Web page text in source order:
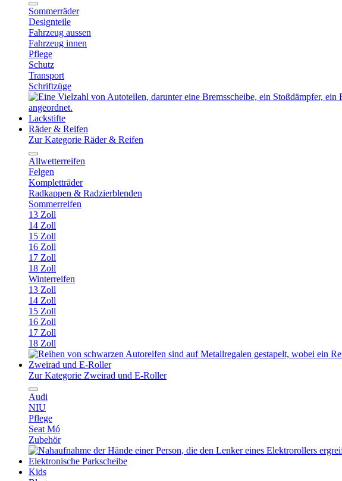
Sommerräder
Designteile
Fahrzeug aussen
Fahrzeug innen
Pflege
Schutz
Transport
Schriftzüge
Lackstifte
Räder & Reifen
Zur Kategorie Räder & Reifen
Allwetterreifen
Felgen
Kompletträder
Radkappen & Radzierblenden
Sommerreifen
13 Zoll
14 Zoll
15 Zoll
16 Zoll
17 Zoll
18 Zoll
Winterreifen
13 Zoll
14 Zoll
15 Zoll
16 Zoll
17 Zoll
18 Zoll
Zweirad und E-Roller
Zur Kategorie Zweirad und E-Roller
Audi
NIU
Pflege
Seat Mó
Zubehör
Elektronische Parkscheibe
Kids